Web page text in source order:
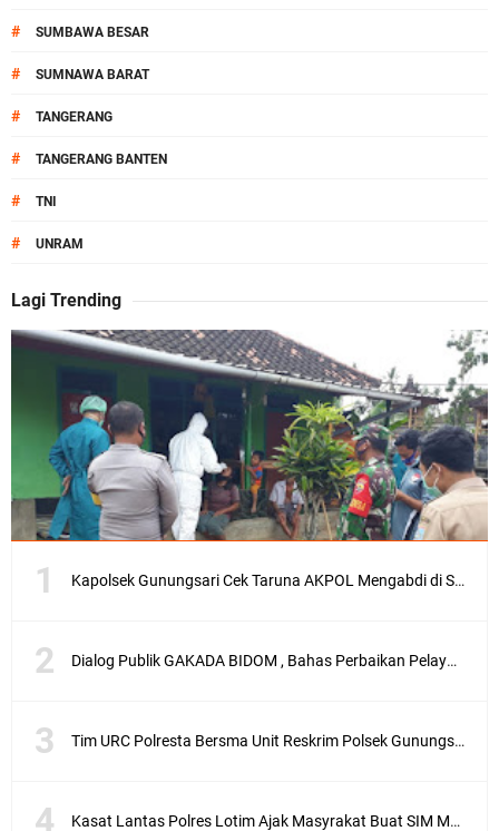
# SUMBAWA BESAR
# SUMNAWA BARAT
# TANGERANG
# TANGERANG BANTEN
# TNI
# UNRAM
Lagi Trending
Kapolsek Gunungsari Cek Taruna AKPOL Mengabdi di SRD 4
Dialog Publik GAKADA BIDOM , Bahas Perbaikan Pelayanan Medis di NTB
Tim URC Polresta Bersma Unit Reskrim Polsek Gunungsari Tangkap Pelaku Curanmor
Kasat Lantas Polres Lotim Ajak Masyrakat Buat SIM Melalui SATPAS Bukan Calo